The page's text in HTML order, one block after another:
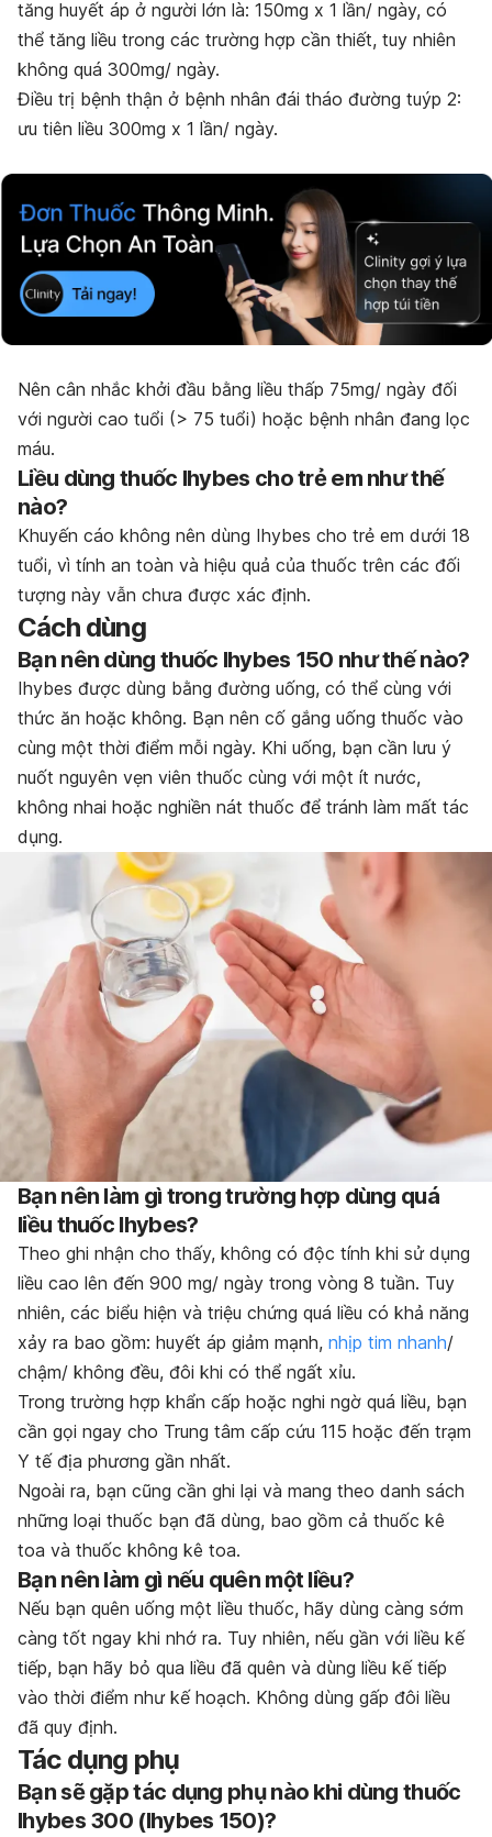
tăng huyết áp ở người lớn là: 150mg x 1 lần/ ngày, có
thể tăng liều trong các trường hợp cần thiết, tuy nhiên
không quá 300mg/ ngày.
Điều trị bệnh thận ở bệnh nhân đái tháo đường tuýp 2:
ưu tiên liều 300mg x 1 lần/ ngày.
Nên cân nhắc khởi đầu bằng liều thấp 75mg/ ngày đối
với người cao tuổi (> 75 tuổi) hoặc bệnh nhân đang lọc
máu.
Liều dùng thuốc Ihybes cho trẻ em như thế
nào?
Khuyến cáo không nên dùng Ihybes cho trẻ em dưới 18
tuổi, vì tính an toàn và hiệu quả của thuốc trên các đối
tượng này vẫn chưa được xác định.
Cách dùng
Bạn nên dùng thuốc Ihybes 150 như thế nào?
Ihybes được dùng bằng đường uống, có thể cùng với
thức ăn hoặc không. Bạn nên cố gắng uống thuốc vào
cùng một thời điểm mỗi ngày. Khi uống, bạn cần lưu ý
nuốt nguyên vẹn viên thuốc cùng với một ít nước,
không nhai hoặc nghiền nát thuốc để tránh làm mất tác
dụng.
Bạn nên làm gì trong trường hợp dùng quá
liều thuốc Ihybes?
Theo ghi nhận cho thấy, không có độc tính khi sử dụng
liều cao lên đến 900 mg/ ngày trong vòng 8 tuần. Tuy
nhiên, các biểu hiện và triệu chứng quá liều có khả năng
xảy ra bao gồm: huyết áp giảm mạnh, nhịp tim nhanh/
chậm/ không đều, đôi khi có thể ngất xỉu.
Trong trường hợp khẩn cấp hoặc nghi ngờ quá liều, bạn
cần gọi ngay cho Trung tâm cấp cứu 115 hoặc đến trạm
Y tế địa phương gần nhất.
Ngoài ra, bạn cũng cần ghi lại và mang theo danh sách
những loại thuốc bạn đã dùng, bao gồm cả thuốc kê
toa và thuốc không kê toa.
Bạn nên làm gì nếu quên một liều?
Nếu bạn quên uống một liều thuốc, hãy dùng càng sớm
càng tốt ngay khi nhớ ra. Tuy nhiên, nếu gần với liều kế
tiếp, bạn hãy bỏ qua liều đã quên và dùng liều kế tiếp
vào thời điểm như kế hoạch. Không dùng gấp đôi liều
đã quy định.
Tác dụng phụ
Bạn sẽ gặp tác dụng phụ nào khi dùng thuốc
Ihybes 300 (Ihybes 150)?